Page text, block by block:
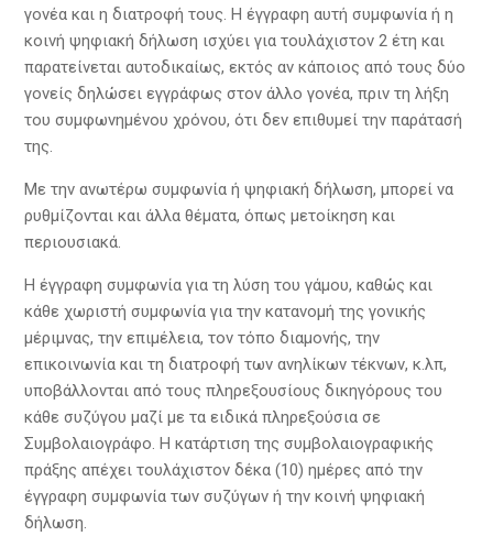
γονέα και η διατροφή τους. Η έγγραφη αυτή συμφωνία ή η
κοινή ψηφιακή δήλωση ισχύει για τουλάχιστον 2 έτη και
παρατείνεται αυτοδικαίως, εκτός αν κάποιος από τους δύο
γονείς δηλώσει εγγράφως στον άλλο γονέα, πριν τη λήξη
του συμφωνημένου χρόνου, ότι δεν επιθυμεί την παράτασή
της.
Με την ανωτέρω συμφωνία ή ψηφιακή δήλωση, μπορεί να
ρυθμίζονται και άλλα θέματα, όπως μετοίκηση και
περιουσιακά.
Η έγγραφη συμφωνία για τη λύση του γάμου, καθώς και
κάθε χωριστή συμφωνία για την κατανομή της γονικής
μέριμνας, την επιμέλεια, τον τόπο διαμονής, την
επικοινωνία και τη διατροφή των ανηλίκων τέκνων, κ.λπ,
υποβάλλονται από τους πληρεξουσίους δικηγόρους του
κάθε συζύγου μαζί με τα ειδικά πληρεξούσια σε
Συμβολαιογράφο. Η κατάρτιση της συμβολαιογραφικής
πράξης απέχει τουλάχιστον δέκα (10) ημέρες από την
έγγραφη συμφωνία των συζύγων ή την κοινή ψηφιακή
δήλωση.